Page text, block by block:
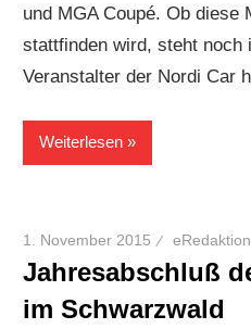
und MGA Coupé. Ob diese
stattfinden wird, steht noch
Veranstalter der Nordi Car
Weiterlesen
1. November 2015 eRedaktion
Jahresabschluß
im Schwarzwald